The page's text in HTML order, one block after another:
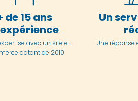
de 15 ans
avec un site e-
datant de 2010
Un
Une